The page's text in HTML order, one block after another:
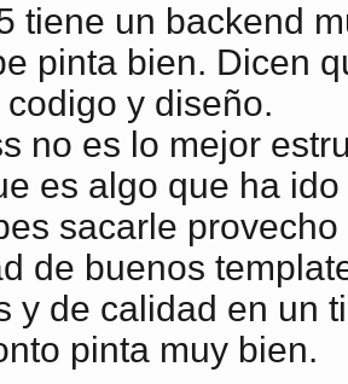
tiene un backend
pinta bien. Dicen
y diseño.
no es lo mejor
es algo que ha
sacarle
de buenos
y de calidad en un
pinta muy bien.